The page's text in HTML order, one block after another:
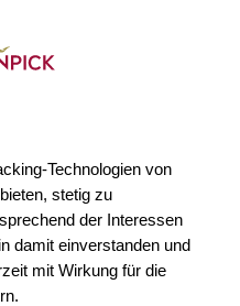
Technologien von
stetig zu
der Interessen
damit einverstanden und
mit Wirkung für die
der Bildgalerie springen
Zum Anfang der